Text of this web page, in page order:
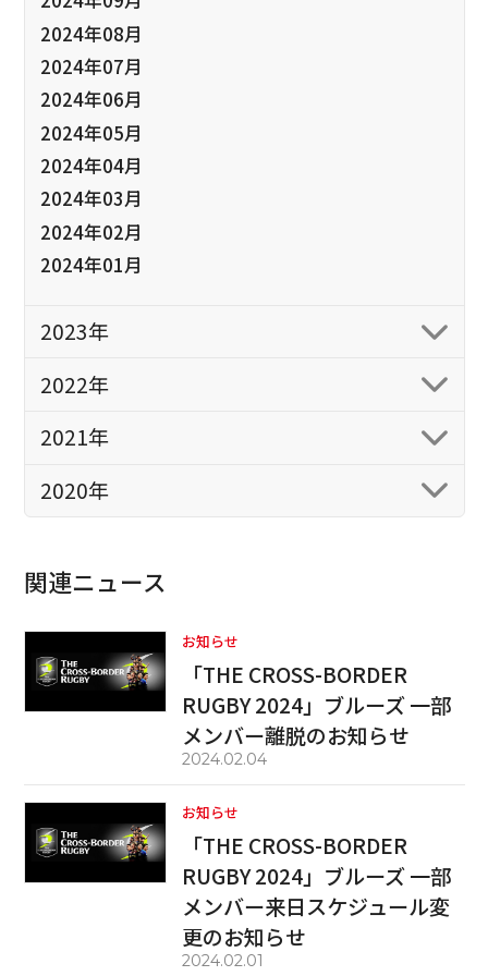
2024年08月
2024年07月
2024年06月
2024年05月
2024年04月
2024年03月
2024年02月
2024年01月
2023年
2022年
2021年
2020年
関連ニュース
お知らせ
「THE CROSS-BORDER
RUGBY 2024」ブルーズ 一部
メンバー離脱のお知らせ
2024.02.04
お知らせ
「THE CROSS-BORDER
RUGBY 2024」ブルーズ 一部
メンバー来日スケジュール変
更のお知らせ
2024.02.01